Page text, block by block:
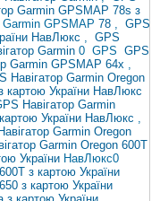
Garmin GPSMAP 78s з
GPSMAP 78 , GPS
НавЛюкс , GPS
Garmin 0 GPS GPS
Garmin GPSMAP 64x ,
Навігатор Garmin Oregon
картою України НавЛюкс
Навігатор Garmin
України НавЛюкс ,
Garmin Oregon
Garmin Oregon 600T
України НавЛюкс0
з картою України
з картою України